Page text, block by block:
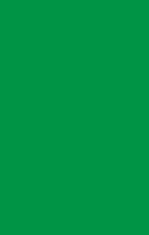
बेथिति